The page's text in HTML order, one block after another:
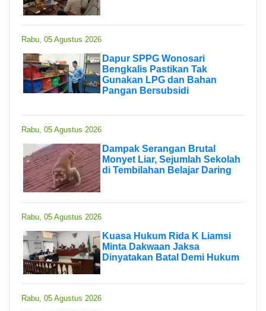
Rabu, 05 Agustus 2026
Dapur SPPG Wonosari
Bengkalis Pastikan Tak
Gunakan LPG dan Bahan
Pangan Bersubsidi
Rabu, 05 Agustus 2026
Dampak Serangan Brutal
Monyet Liar, Sejumlah Sekolah
di Tembilahan Belajar Daring
Rabu, 05 Agustus 2026
Kuasa Hukum Rida K Liamsi
Minta Dakwaan Jaksa
Dinyatakan Batal Demi Hukum
Rabu, 05 Agustus 2026